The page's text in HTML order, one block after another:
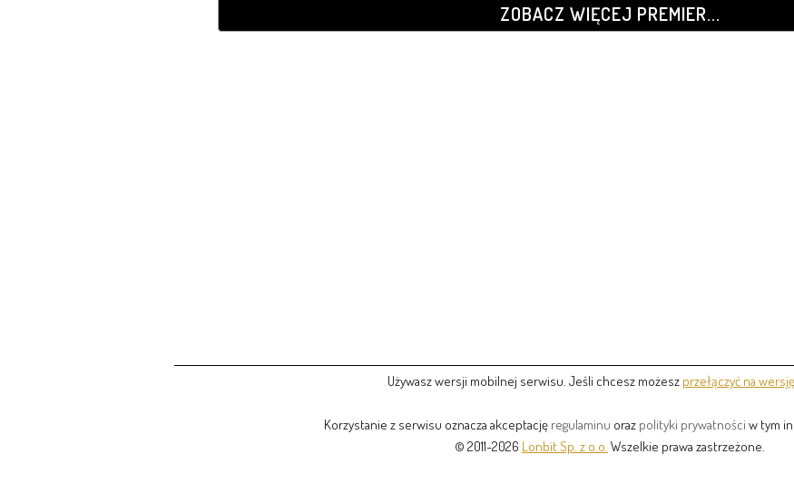
ZOBACZ WIĘCEJ PREMIER...
Używasz wersji mobilnej serwisu. Jeśli chcesz możesz przełączyć na
Korzystanie z serwisu oznacza akceptację regulaminu oraz polityki prywatności w tym
© 2011-2026 Lonbit Sp. z o.o. Wszelkie prawa zastrzeżone.